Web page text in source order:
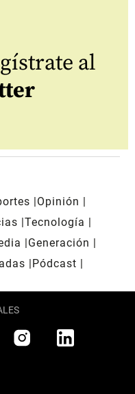
al
Opinión
Tecnología
Generación
Pódcast